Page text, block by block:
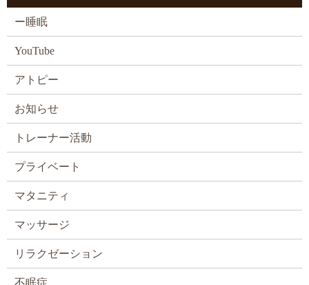
ー睡眠
YouTube
アトピー
お知らせ
トレーナー活動
プライベート
マタニティ
マッサージ
リラクゼーション